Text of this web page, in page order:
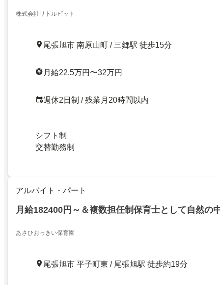
株式会社リトルビット
尾張旭市 南原山町 / 三郷駅 徒歩15分
月給22.5万円〜32万円
週休2日制 / 残業月20時間以内
シフト制
交替勤務制
アルバイト・パート
月給182400円～＆複数担任制保育士として自然の
あさひおっきい保育園
尾張旭市 平子町東 / 尾張旭駅 徒歩約19分